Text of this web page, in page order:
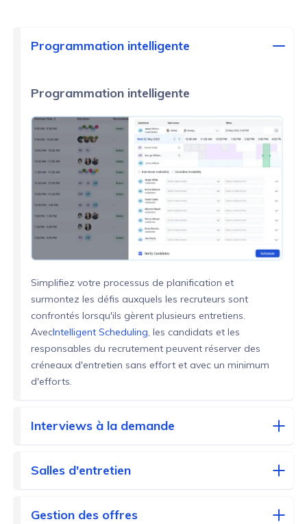
Programmation intelligente
Programmation intelligente
Simplifiez votre processus de planification et
surmontez les défis auxquels les recruteurs sont
confrontés lorsqu'ils gèrent plusieurs entretiens.
AvecIntelligent Scheduling, les candidats et les
responsables du recrutement peuvent réserver des
créneaux d'entretien sans effort et avec un minimum
d'efforts.
Interviews à la demande
Salles d'entretien
Gestion des offres